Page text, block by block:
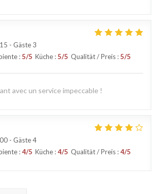
- Gäste 3
:5/5 Küche :5/5 Qualität / Preis :5/5
avec un service impeccable !
- Gäste 4
:4/5 Küche :4/5 Qualität / Preis :4/5